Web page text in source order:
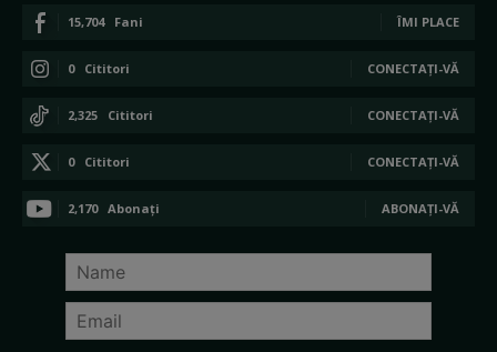
15,704 Fani ÎMI PLACE
0 Cititori CONECTAȚI-VĂ
2,325 Cititori CONECTAȚI-VĂ
0 Cititori CONECTAȚI-VĂ
2,170 Abonați ABONAȚI-VĂ